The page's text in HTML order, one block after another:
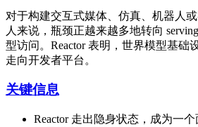
对于构建交互式媒体、仿真、机器人
人来说，瓶颈正越来越多地转向
型访问。Reactor 表明，世界模型基础
走向开发者平台。
关键信息
Reactor 走出隐身状态，成为一